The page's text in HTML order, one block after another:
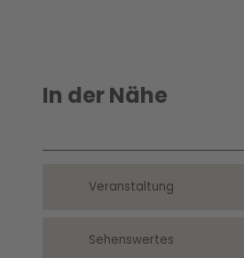
In der Nähe
Veranstaltung
Sehenswertes